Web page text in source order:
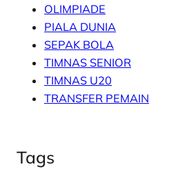
OLIMPIADE
PIALA DUNIA
SEPAK BOLA
TIMNAS SENIOR
TIMNAS U20
TRANSFER PEMAIN
Tags